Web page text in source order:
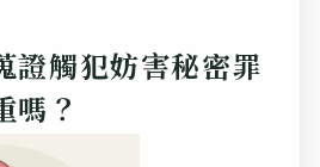
證觸犯妨害秘密罪
嗎？